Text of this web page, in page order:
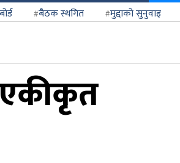
बैठक स्थगित मुद्दाको सुनुवाइ
एकीकृत